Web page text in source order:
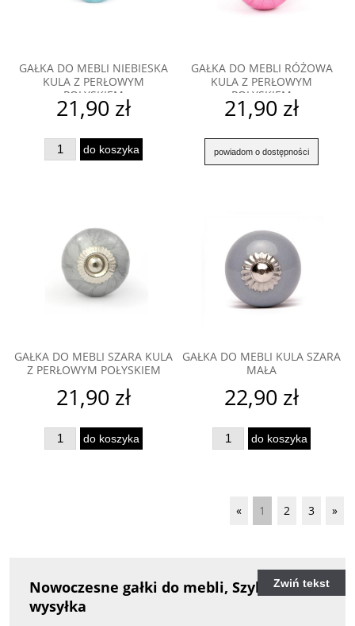
GAŁKA DO MEBLI NIEBIESKA
KULA Z PERŁOWYM
POŁYSKIEM
21,90 zł
do koszyka
GAŁKA DO MEBLI RÓŻOWA
KULA Z PERŁOWYM
POŁYSKIEM
21,90 zł
powiadom o dostępności
GAŁKA DO MEBLI SZARA KULA
Z PERŁOWYM POŁYSKIEM
21,90 zł
do koszyka
GAŁKA DO MEBLI KULA SZARA
MAŁA
22,90 zł
do koszyka
« 1 2 3 »
Zwiń tekst
Nowoczesne gałki do mebli, Szybka
wysyłka